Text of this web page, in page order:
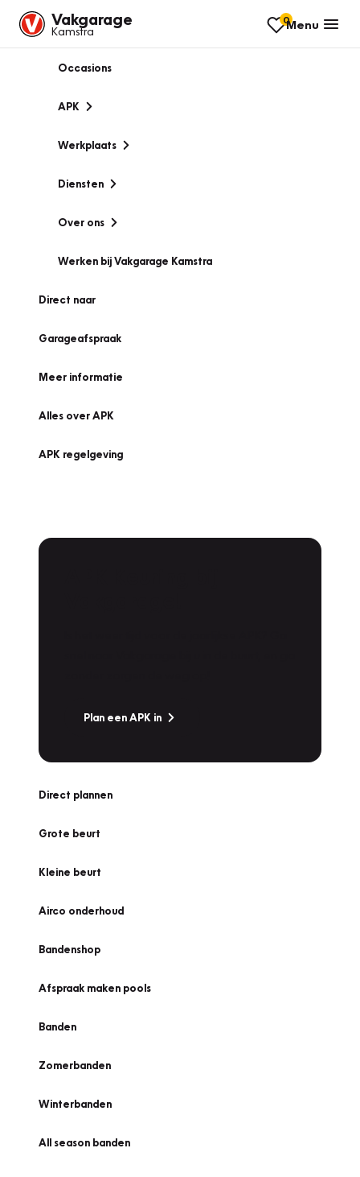
Vakgarage
Kamstra
0Menu
Occasions
APK
Werkplaats
Diensten
Over ons
Werken bij Vakgarage Kamstra
Direct naar
Garageafspraak
Meer informatie
Alles over APK
APK regelgeving
Plan een APK in
Direct plannen
Grote beurt
Kleine beurt
Airco onderhoud
Bandenshop
Afspraak maken pools
Banden
Zomerbanden
Winterbanden
All season banden